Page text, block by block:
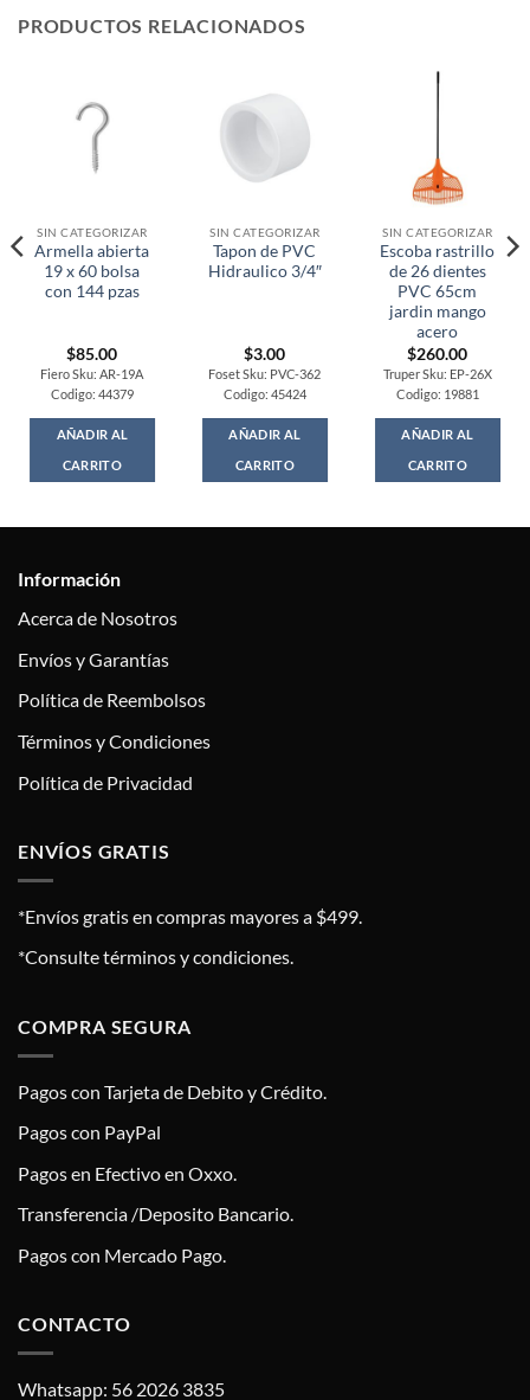
PRODUCTOS RELACIONADOS
SIN CATEGORIZAR
Armella abierta
19 x 60 bolsa
con 144 pzas
$85.00
Fiero Sku: AR-19A
Codigo: 44379
AÑADIR AL
CARRITO
SIN CATEGORIZAR
Tapon de PVC
Hidraulico 3/4″
$3.00
Foset Sku: PVC-362
Codigo: 45424
AÑADIR AL
CARRITO
SIN CATEGORIZAR
Escoba rastrillo
de 26 dientes
PVC 65cm
jardin mango
acero
$260.00
Truper Sku: EP-26X
Codigo: 19881
AÑADIR AL
CARRITO
Información
Acerca de Nosotros
Envíos y Garantías
Política de Reembolsos
Términos y Condiciones
Política de Privacidad
ENVÍOS GRATIS
*Envíos gratis en compras mayores a $499.
*Consulte términos y condiciones.
COMPRA SEGURA
Pagos con Tarjeta de Debito y Crédito.
Pagos con PayPal
Pagos en Efectivo en Oxxo.
Transferencia /Deposito Bancario.
Pagos con Mercado Pago.
CONTACTO
Whatsapp: 56 2026 3835